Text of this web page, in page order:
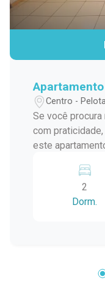
Centro -
Se você
com
este
próximo à
Guarany e à
estar perto de
Cozinha: com
2
Dorm.